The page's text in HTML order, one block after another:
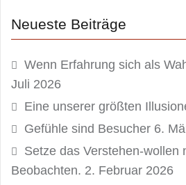
Neueste Beiträge
Wenn Erfahrung sich als
Juli 2026
Eine unserer größten
Gefühle sind Besucher 6.
Setze das Verstehen-wollen
Beobachten. 2. Februar 2026